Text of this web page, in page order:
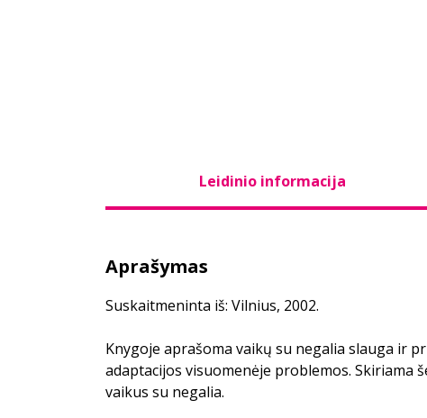
Leidinio informacija
Aprašymas
Suskaitmeninta iš: Vilnius, 2002.
Knygoje aprašoma vaikų su negalia slauga ir
adaptacijos visuomenėje problemos. Skiriama
vaikus su negalia.